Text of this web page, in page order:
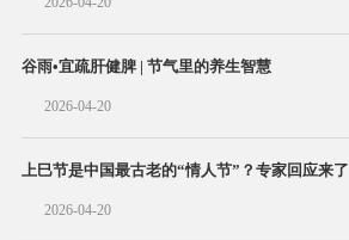
谷雨•宜疏肝健脾 | 节气里的养生智慧
2026-04-20
上巳节是中国最古老的“情人节”？专家回应来了
2026-04-20